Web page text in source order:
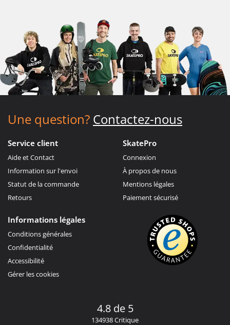
Une question? Contactez-nous
Service client
Aide et Contact
Information sur l'envoi
Statut de la commande
Retours
SkatePro
Connexion
À propos de nous
Mentions légales
Paiement sécurisé
Informations légales
Conditions générales
Confidentialité
Accessibilité
Gérer les cookies
4.8 de 5
134938 Critique